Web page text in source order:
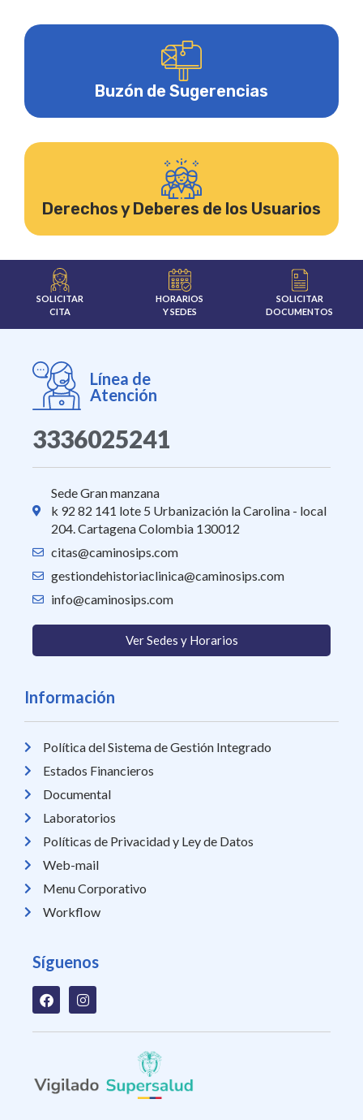
Buzón de Sugerencias
Derechos y Deberes de los Usuarios
SOLICITAR
CITA
HORARIOS
Y SEDES
SOLICITAR
DOCUMENTOS
Línea de
Atención
3336025241
Sede Gran manzana
k 92 82 141 lote 5 Urbanización la Carolina - local
204. Cartagena Colombia 130012
citas@caminosips.com
gestiondehistoriaclinica@caminosips.com
info@caminosips.com
Ver Sedes y Horarios
Información
Política del Sistema de Gestión Integrado
Estados Financieros
Documental
Laboratorios
Políticas de Privacidad y Ley de Datos
Web-mail
Menu Corporativo
Workflow
Síguenos